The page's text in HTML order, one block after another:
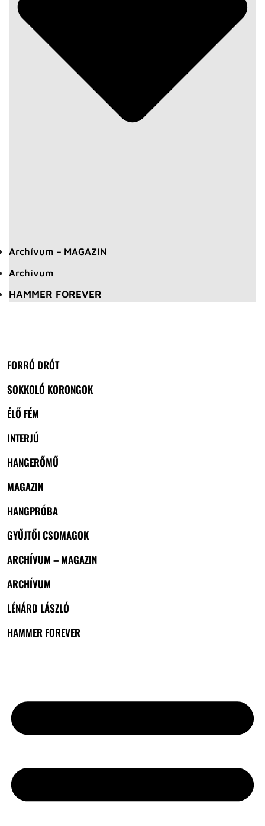
Archívum – MAGAZIN
Archívum
HAMMER FOREVER
FORRÓ DRÓT
SOKKOLÓ KORONGOK
ÉLŐ FÉM
INTERJÚ
HANGERŐMŰ
MAGAZIN
HANGPRÓBA
GYŰJTŐI CSOMAGOK
ARCHÍVUM – MAGAZIN
ARCHÍVUM
LÉNÁRD LÁSZLÓ
HAMMER FOREVER